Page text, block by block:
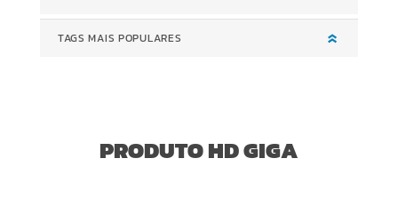
TAGS MAIS POPULARES
PRODUTO HD GIGA